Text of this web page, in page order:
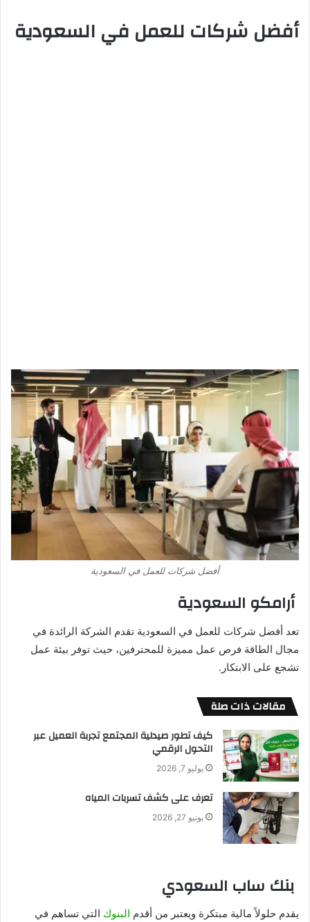
أفضل شركات للعمل في السعودية
أفضل شركات للعمل في السعودية
أرامكو السعودية
تعد أفضل شركات للعمل في السعودية تقدم الشركة الرائدة في
مجال الطاقة فرص عمل مميزة للمحترفين، حيث توفر بيئة عمل
تشجع على الابتكار.
مقالات ذات صلة
كيف تطور صيدلية المجتمع تجربة العميل عبر
التحول الرقمي
يوليو 7, 2026
تعرف على كشف تسربات المياه
يونيو 27, 2026
بنك ساب السعودي
يقدم حلولاً مالية مبتكرة ويعتبر من أقدم البنوك التي تساهم في